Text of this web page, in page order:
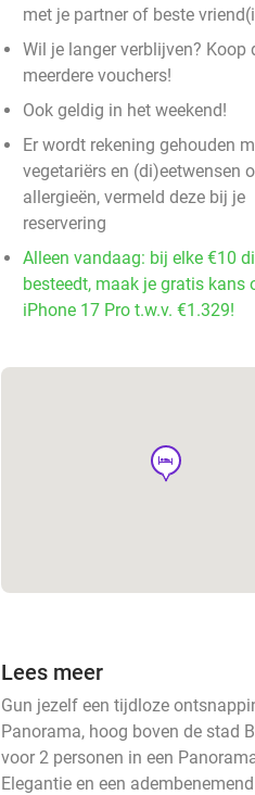
met je partner of beste
Wil je langer verblijven? Koop
meerdere vouchers!
Ook geldig in het weekend!
Er wordt rekening gehouden
vegetariërs en (di)eetwensen
allergieën, vermeld deze bij je
reservering
Alleen vandaag: bij elke €10
besteedt, maak je gratis kans
iPhone 17 Pro t.w.v. €1.329!
hotel
Lees meer
Gun jezelf een tijdloze
Panorama, hoog boven de stad
voor 2 personen in een
Elegantie en een